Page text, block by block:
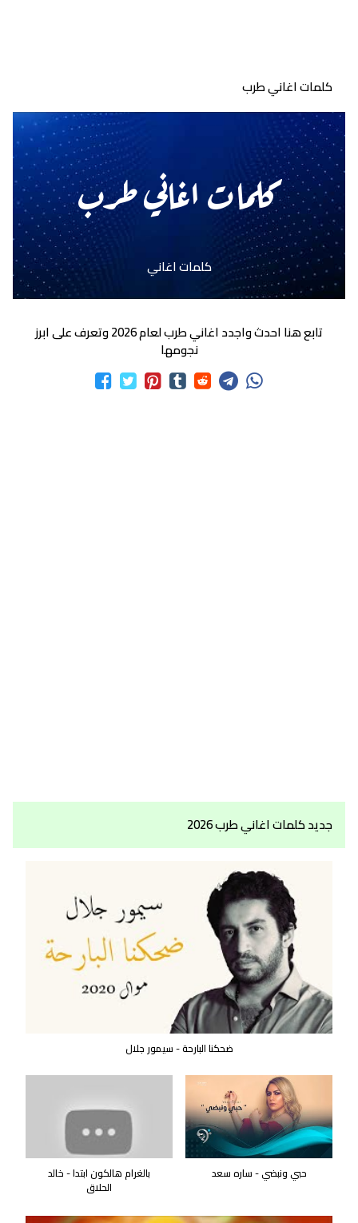
كلمات اغاني طرب
كلمات اغاني طرب
كلمات اغاني
تابع هنا احدث واجدد اغاني طرب لعام 2026 وتعرف على ابرز
نجومها
جديد كلمات اغاني طرب 2026
ضحكنا البارحة - سيمور جلال
حبي ونبضي - ساره سعد بالغرام هالكون ابتدا - خالد
الحلاق